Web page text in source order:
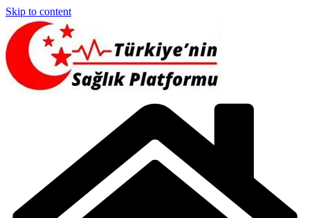
Skip to content